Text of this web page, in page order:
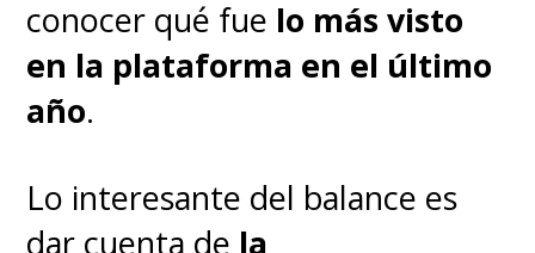
Eso sí da enorme prestigio a
esta esperada producción.
La Ciudad Será Suya
pic.twitter.com/G5wE5t7ihM
conocer qué fue lo más visto
en la plataforma en el último
año.
Lo interesante del balance es
dar cuenta de la